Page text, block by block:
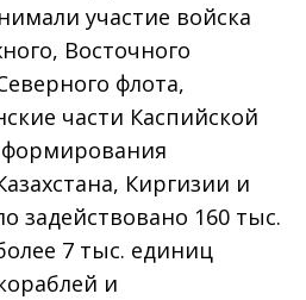
участие войска
Восточного
флота,
части Каспийской
Киргизии и
задействовано 160 тыс.
7 тыс. единиц
и